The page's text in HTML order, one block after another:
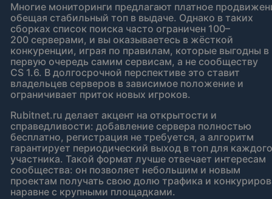
Многие мониторинги предлагают платное
обещая стабильный топ в выдаче. Однако в таких
сборках список поиска часто ограничен 100–
200 серверами, и вы оказываетесь в жёсткой
конкуренции, играя по правилам, которые выгодны в
первую очередь самим сервисам, а не сообществу
CS 1.6. В долгосрочной перспективе это ставит
владельцев серверов в зависимое положение и
ограничивает приток новых игроков.
Rubitnet.ru делает акцент на открытости и
справедливости: добавление сервера полностью
бесплатно, регистрация не требуется, а алгоритм
гарантирует периодический выход в топ для каждого
участника. Такой формат лучше отвечает интересам
сообщества: он позволяет небольшим и новым
проектам получать свою долю трафика и
наравне с крупными площадками.